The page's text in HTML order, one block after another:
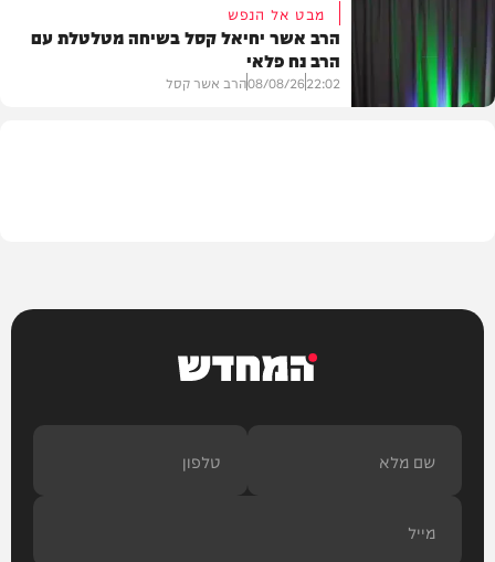
וידאו
מבט אל הנפש
הרב אשר יחיאל קסל בשיחה מטלטלת עם
הרב נח פלאי
22:02
08/08/26הרב אשר קסל
המחדש